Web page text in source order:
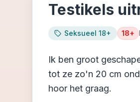
Testikels
Seksueel 18+ 18+
Ik ben groot
tot ze zo'n 20 cm
hoor het graag.